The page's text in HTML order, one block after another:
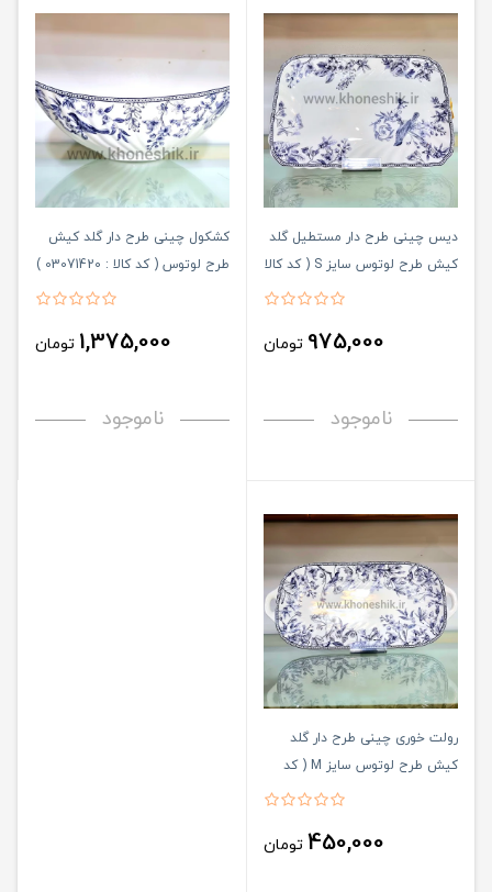
دیس چینی طرح دار مستطیل گلد
کیش طرح لوتوس سایز S ( کد کالا
975,000 تومان
ناموجود
کشکول چینی طرح دار گلد کیش
طرح لوتوس ( کد کالا : 03071420 )
1,375,000 تومان
ناموجود
رولت خوری چینی طرح دار گلد
کیش طرح لوتوس سایز M ( کد
450,000 تومان